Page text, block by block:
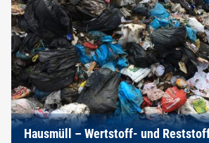
Hausmüll – Wertstoff- und